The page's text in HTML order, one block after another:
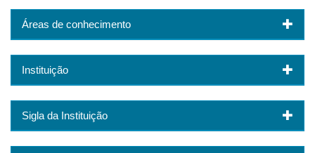
Áreas de conhecimento
Instituição
Sigla da Instituição